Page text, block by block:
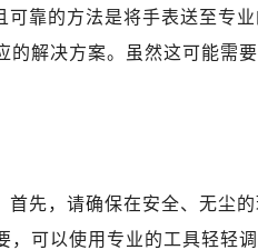
需提前预约）
楼03室（需提前预约）
7楼709室（需提前预约）
（需提前预约）
14楼14D（需提前预约）
层06室（需提前预约）
靠的方法是将手表送至专
解决方案。虽然这可能需要
先，请确保在安全、无尘
可以使用专业的工具轻轻